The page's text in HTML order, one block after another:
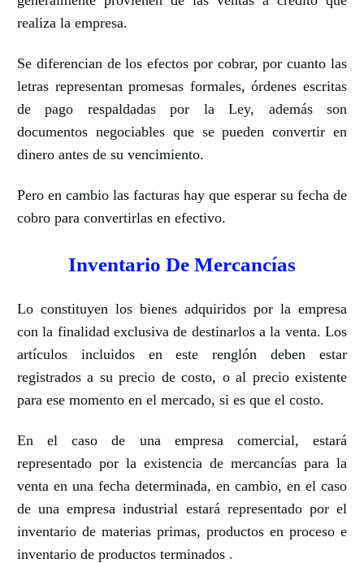
realiza la empresa.
Se diferencian de los efectos por cobrar, por cuanto las
letras representan promesas formales, órdenes escritas
de pago respaldadas por la Ley, además son
documentos negociables que se pueden convertir en
dinero antes de su vencimiento.
Pero en cambio las facturas hay que esperar su fecha de
cobro para convertirlas en efectivo.
Inventario De Mercancías
Lo constituyen los bienes adquiridos por la empresa
con la finalidad exclusiva de destinarlos a la venta. Los
artículos incluidos en este renglón deben estar
registrados a su precio de costo, o al precio existente
para ese momento en el mercado, si es que el costo.
En el caso de una empresa comercial, estará
representado por la existencia de mercancías para la
venta en una fecha determinada, en cambio, en el caso
de una empresa industrial estará representado por el
inventario de materias primas, productos en proceso e
inventario de productos terminados .